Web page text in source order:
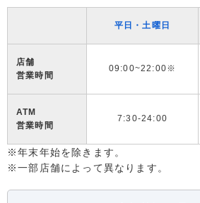
平日・土曜日
店舗
営業時間
09:00~22:00※
ATM
営業時間
7:30-24:00
※年末年始を除きます。
※一部店舗によって異なります。